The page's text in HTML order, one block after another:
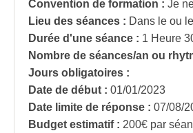
Convention de formation : Je
Lieu des séances : Dans le ou
Durée d'une séance : 1 Heure
Nombre de séances/an ou
Jours obligatoires :
Date de début : 01/01/2023
Date limite de réponse : 07/08/
Budget estimatif : 200€ par